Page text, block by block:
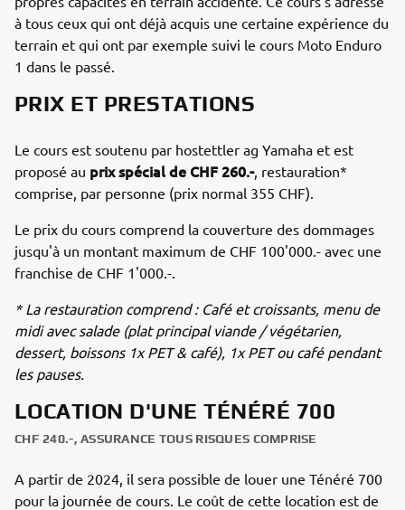
à tous ceux qui ont déjà acquis une certaine expérience du
terrain et qui ont par exemple suivi le cours Moto Enduro
1 dans le passé.
PRIX ET PRESTATIONS
Le cours est soutenu par hostettler ag Yamaha et est
proposé au prix spécial de CHF 260.-, restauration*
comprise, par personne (prix normal 355 CHF).
Le prix du cours comprend la couverture des dommages
jusqu'à un montant maximum de CHF 100'000.- avec une
franchise de CHF 1'000.-.
* La restauration comprend : Café et croissants, menu de
midi avec salade (plat principal viande / végétarien,
dessert, boissons 1x PET & café), 1x PET ou café pendant
les pauses.
LOCATION D'UNE TÉNÉRÉ 700
CHF 240.-, ASSURANCE TOUS RISQUES COMPRISE
A partir de 2024, il sera possible de louer une Ténéré 700
pour la journée de cours. Le coût de cette location est de